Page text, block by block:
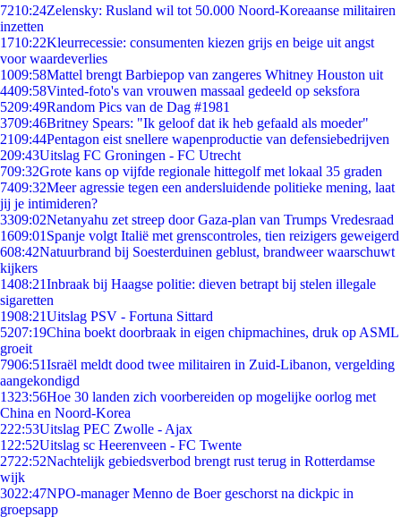
7210:24Zelensky: Rusland wil tot 50.000 Noord-Koreaanse militairen
inzetten
1710:22Kleurrecessie: consumenten kiezen grijs en beige uit angst
voor waardeverlies
1009:58Mattel brengt Barbiepop van zangeres Whitney Houston uit
4409:58Vinted-foto's van vrouwen massaal gedeeld op seksfora
5209:49Random Pics van de Dag #1981
3709:46Britney Spears: "Ik geloof dat ik heb gefaald als moeder"
2109:44Pentagon eist snellere wapenproductie van defensiebedrijven
209:43Uitslag FC Groningen - FC Utrecht
709:32Grote kans op vijfde regionale hittegolf met lokaal 35 graden
7409:32Meer agressie tegen een andersluidende politieke mening, laat
jij je intimideren?
3309:02Netanyahu zet streep door Gaza-plan van Trumps Vredesraad
1609:01 Spanje volgt Italië met grenscontroles, tien reizigers geweigerd
608:42Natuurbrand bij Soesterduinen geblust, brandweer waarschuwt
kijkers
1408:21Inbraak bij Haagse politie: dieven betrapt bij stelen illegale
sigaretten
1908:21Uitslag PSV - Fortuna Sittard
5207:19China boekt doorbraak in eigen chipmachines, druk op ASML
groeit
7906:51Israël meldt dood twee militairen in Zuid-Libanon, vergelding
aangekondigd
1323:56Hoe 30 landen zich voorbereiden op mogelijke oorlog met
China en Noord-Korea
222:53Uitslag PEC Zwolle - Ajax
1 22:52Uitslag sc Heerenveen - FC Twente
2722:52Nachtelijk gebiedsverbod brengt rust terug in Rotterdamse
wijk
3022:47NPO-manager Menno de Boer geschorst na dickpic in
groepsapp